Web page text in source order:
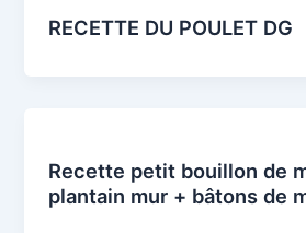
RECETTE DU POULET DG
Recette petit bouillon de
plantain mur + bâtons de